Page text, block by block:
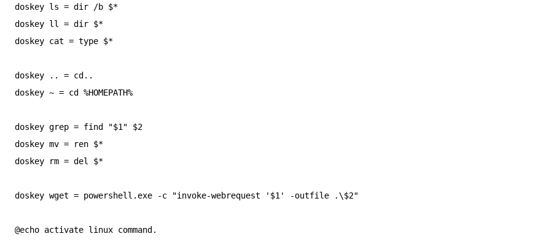
doskey ls = dir /b $*
doskey ll = dir $*
doskey cat = type $*
doskey .. = cd..
doskey ~ = cd %HOMEPATH%
doskey grep = find "$1" $2
doskey mv = ren $*
doskey rm = del $*
doskey wget = powershell.exe -c "invoke-webrequest '$1' -outfile .\$2"
@echo activate linux command.